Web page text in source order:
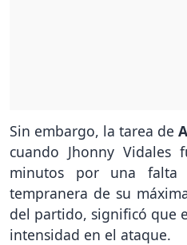
Sin embargo, la tarea de
cuando Jhonny Vidales
minutos por una falta
tempranera de su
del partido, significó que
intensidad en el ataque.